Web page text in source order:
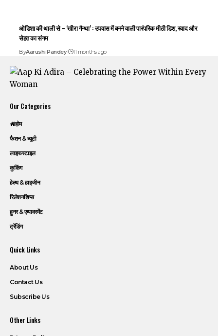
ओडिशा की थाली से – ‘खीरा गैन्था’ : उपवास में बनने वाली पारंपरिक मीठी डिश, स्वाद और
सेहत का संगम
ByAarushi Pandey 11 months ago
Our Categories
होम
फैशन & ब्यूटी
लाइफस्टाइल
कुकिंग
हेल्थ & हाइजीन
रिलेशनशिप्स
हुनर & एम्पावरमेंट
ट्रेंडिंग
Quick Links
About Us
Contact Us
Subscribe Us
Other Links